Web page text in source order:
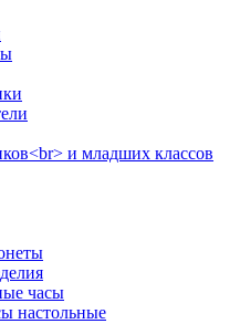
и младших классов
часы
настольные